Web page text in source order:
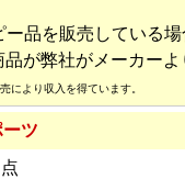
品を販売している場
が弊社がメーカー
により収入を得ています。
ツ